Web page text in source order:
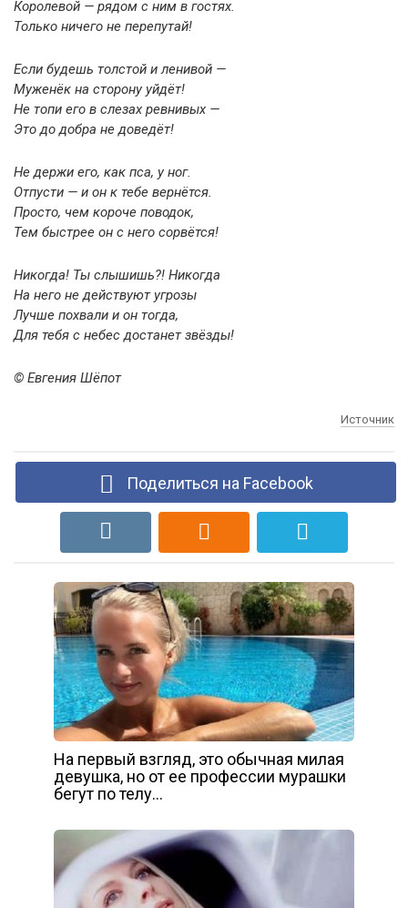
Королевой — рядом с ним в гостях.
Только ничего не перепутай!
Если будешь толстой и ленивой —
Муженёк на сторону уйдёт!
Не топи его в слезах ревнивых —
Это до добра не доведёт!
Не держи его, как пса, у ног.
Отпусти — и он к тебе вернётся.
Просто, чем короче поводок,
Тем быстрее он с него сорвётся!
Никогда! Ты слышишь?! Никогда
На него не действуют угрозы
Лучше похвали и он тогда,
Для тебя с небес достанет звёзды!
© Евгения Шёпот
Источник
Поделиться на Facebook
На первый взгляд, это обычная милая
девушка, но от ее профессии мурашки
бегут по телу…